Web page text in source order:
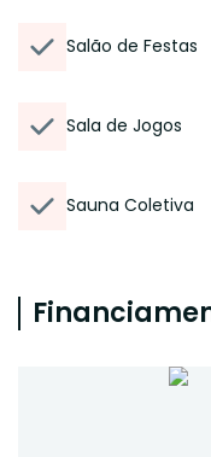
Salão de Festas
Sala de Jogos
Sauna Coletiva